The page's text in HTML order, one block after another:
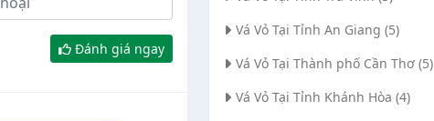
Đánh giá ngay
Vá Vỏ Tại Tỉnh An Giang (5)
Vá Vỏ Tại Thành phố Cần Thơ (5)
Vá Vỏ Tại Tỉnh Khánh Hòa (4)